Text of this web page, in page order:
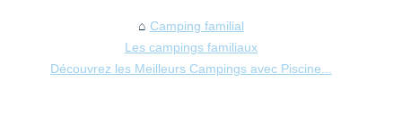
Camping familial
Les campings familiaux
Découvrez les Meilleurs Campings avec Piscine...